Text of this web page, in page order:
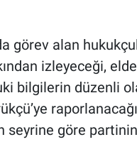
görev alan
izleyeceği,
bilgilerin düzenli
seyrine göre